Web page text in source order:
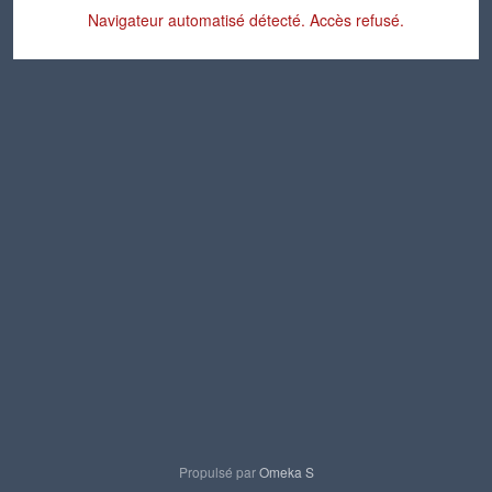
Navigateur automatisé détecté. Accès refusé.
Propulsé parOmeka S